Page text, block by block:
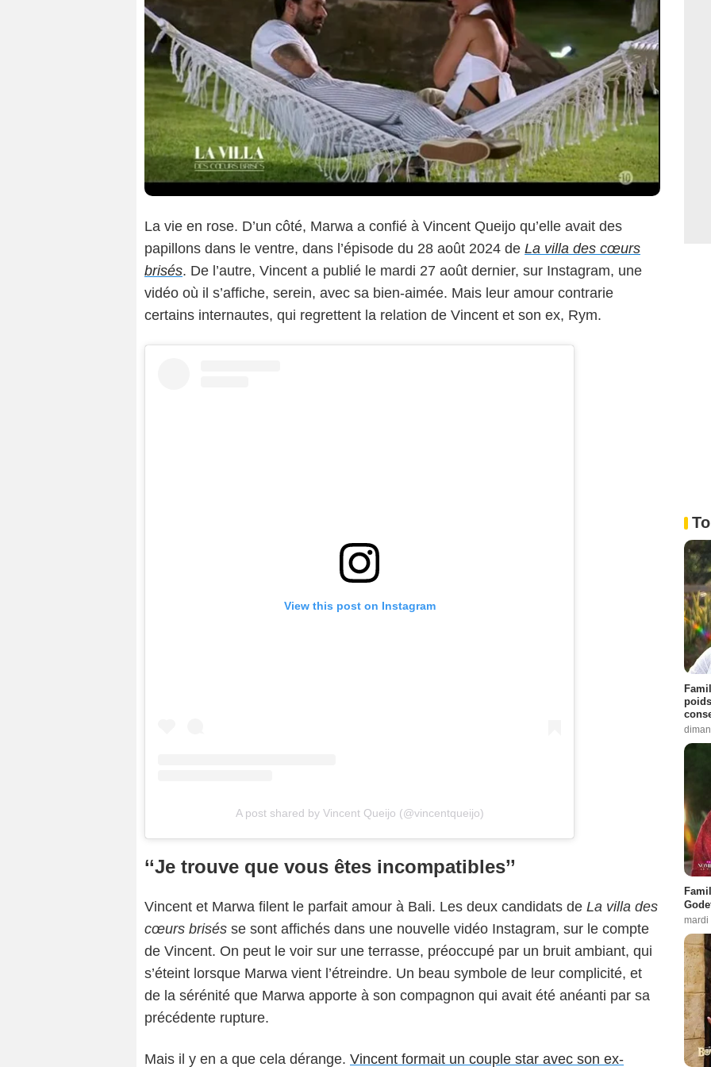
La vie en rose. D’un côté, Marwa a confié à Vincent Queijo qu’elle avait des
papillons dans le ventre, dans l’épisode du 28 août 2024 de La villa des cœurs
brisés. De l’autre, Vincent a publié le mardi 27 août dernier, sur Instagram, une
vidéo où il s’affiche, serein, avec sa bien-aimée. Mais leur amour contrarie
certains internautes, qui regrettent la relation de Vincent et son ex, Rym.
View this post on Instagram
A post shared by Vincent Queijo (@vincentqueijo)
‘‘Je trouve que vous êtes incompatibles’’
Vincent et Marwa filent le parfait amour à Bali. Les deux candidats de La villa des
cœurs brisés se sont affichés dans une nouvelle vidéo Instagram, sur le compte
de Vincent. On peut le voir sur une terrasse, préoccupé par un bruit ambiant, qui
s’éteint lorsque Marwa vient l’étreindre. Un beau symbole de leur complicité, et
de la sérénité que Marwa apporte à son compagnon qui avait été anéanti par sa
précédente rupture.
Mais il y en a que cela dérange. Vincent formait un couple star avec son ex-
mardi